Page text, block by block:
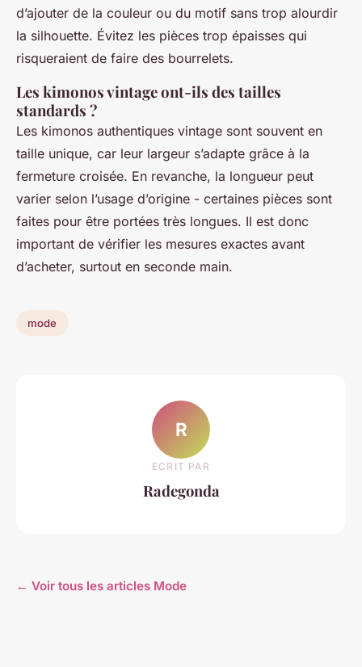
d’ajouter de la couleur ou du motif sans trop alourdir
la silhouette. Évitez les pièces trop épaisses qui
risqueraient de faire des bourrelets.
Les kimonos vintage ont-ils des tailles
standards ?
Les kimonos authentiques vintage sont souvent en
taille unique, car leur largeur s’adapte grâce à la
fermeture croisée. En revanche, la longueur peut
varier selon l’usage d’origine - certaines pièces sont
faites pour être portées très longues. Il est donc
important de vérifier les mesures exactes avant
d’acheter, surtout en seconde main.
mode
R
ECRIT PAR
Radegonda
← Voir tous les articles Mode